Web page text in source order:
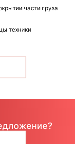
части груза
техники